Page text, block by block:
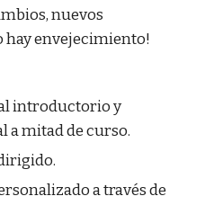
nuevos
hay envejecimiento!
introductorio y
a mitad de curso.
a través de